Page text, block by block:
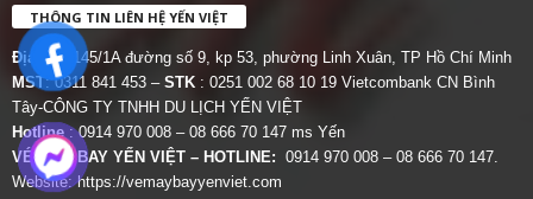
THÔNG TIN LIÊN HỆ YẾN VIỆT
Địa chỉ:
145/1A đường số 9, kp 53, phường Linh Xuân, TP Hồ Chí Minh
MST: 0311 841 453 – STK : 0251 002 68 10 19 Vietcombank CN Bình
Tây-CÔNG TY TNHH DU LỊCH YẾN VIỆT
Hotline : 0914 970 008 – 08 666 70 147 ms Yến
VÉ MÁY BAY YẾN VIỆT – HOTLINE: 0914 970 008 – 08 666 70 147.
Website:https://vemaybayyenviet.com